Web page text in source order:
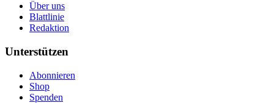
Über uns
Blattlinie
Redaktion
Unterstützen
Abonnieren
Shop
Spenden